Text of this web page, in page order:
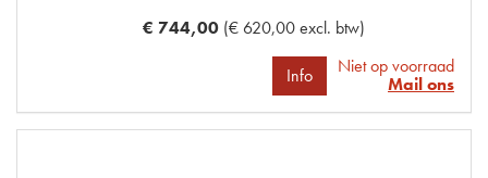
€ 744,00 (€ 620,00 excl. btw)
Info
Niet op voorraad
Mail ons